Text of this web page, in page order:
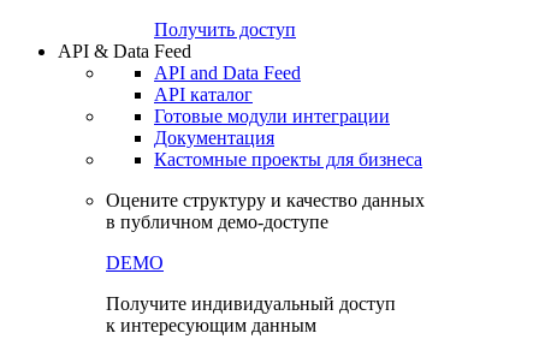
Получить доступ
API & Data Feed
API and Data Feed
API каталог
Готовые модули интеграции
Документация
Кастомные проекты для бизнеса
Оцените структуру и качество данных
в публичном демо-доступе
DEMO
Получите индивидуальный доступ
к интересующим данным